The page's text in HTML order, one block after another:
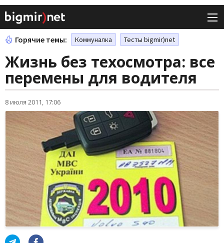
Горячие темы: Коммуналка Тесты bigmir)net
Жизнь без техосмотра: все
перемены для водителя
8 июля 2011, 17:06